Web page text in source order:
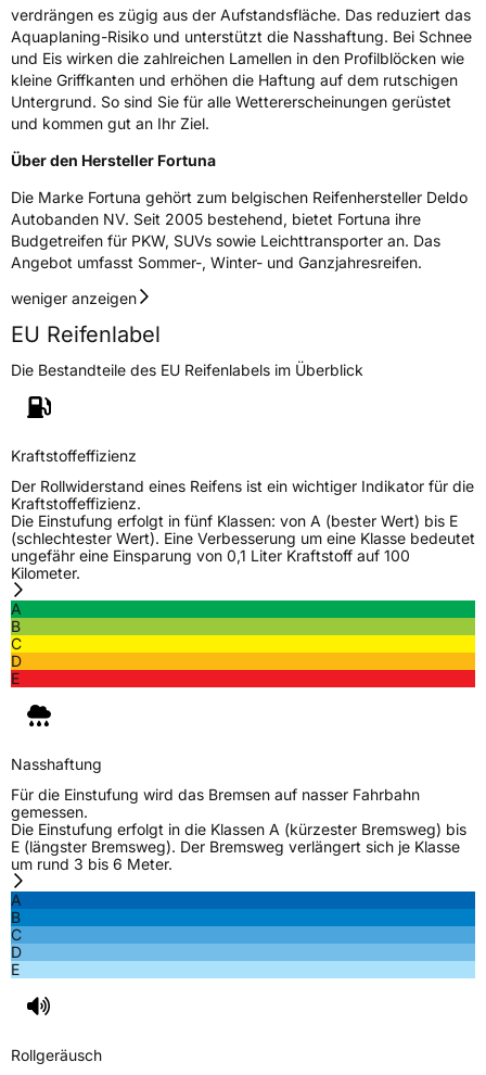
ZustandNeureifen
M+S
Ja
VerstärktXL
EU Label
EffizienzD
NasshaftungC
Rollgeräusch (dB)69
Fahrzeugklasse
3PMSF / Schneeflockensymbol / Alpine-Symbol
EPREL ID1873943
Allgemeine Produktsicherheit (GPSR)
Herstellerkontakt
verdrängen es zügig aus der Aufstandsfläche. Das reduziert das
Aquaplaning-Risiko und unterstützt die Nasshaftung. Bei Schnee
und Eis wirken die zahlreichen Lamellen in den Profilblöcken wie
kleine Griffkanten und erhöhen die Haftung auf dem rutschigen
Untergrund. So sind Sie für alle Wettererscheinungen gerüstet
und kommen gut an Ihr Ziel.
Über den Hersteller Fortuna
Die Marke Fortuna gehört zum belgischen Reifenhersteller Deldo
Autobanden NV. Seit 2005 bestehend, bietet Fortuna ihre
Budgetreifen für PKW, SUVs sowie Leichttransporter an. Das
Angebot umfasst Sommer-, Winter- und Ganzjahresreifen.
weniger anzeigen
EU Reifenlabel
Die Bestandteile des EU Reifenlabels im Überblick
Kraftstoffeffizienz
Der Rollwiderstand eines Reifens ist ein wichtiger Indikator für die
Kraftstoffeffizienz.
Die Einstufung erfolgt in fünf Klassen: von A (bester Wert) bis E
(schlechtester Wert). Eine Verbesserung um eine Klasse bedeutet
ungefähr eine Einsparung von 0,1 Liter Kraftstoff auf 100
Kilometer.
A
B
C
D
E
Nasshaftung
Für die Einstufung wird das Bremsen auf nasser Fahrbahn
gemessen.
Die Einstufung erfolgt in die Klassen A (kürzester Bremsweg) bis
E (längster Bremsweg). Der Bremsweg verlängert sich je Klasse
um rund 3 bis 6 Meter.
A
B
C
D
E
Rollgeräusch